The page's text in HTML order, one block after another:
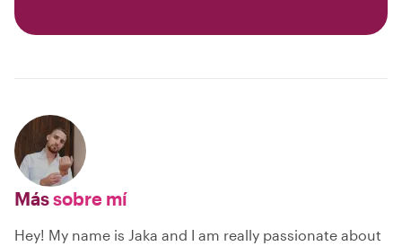
Mássobre mí
Hey! My name is Jaka and I am really passionate about